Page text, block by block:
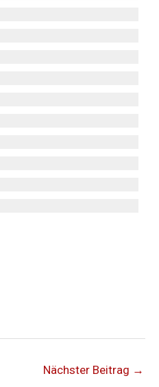
Nächster Beitrag →